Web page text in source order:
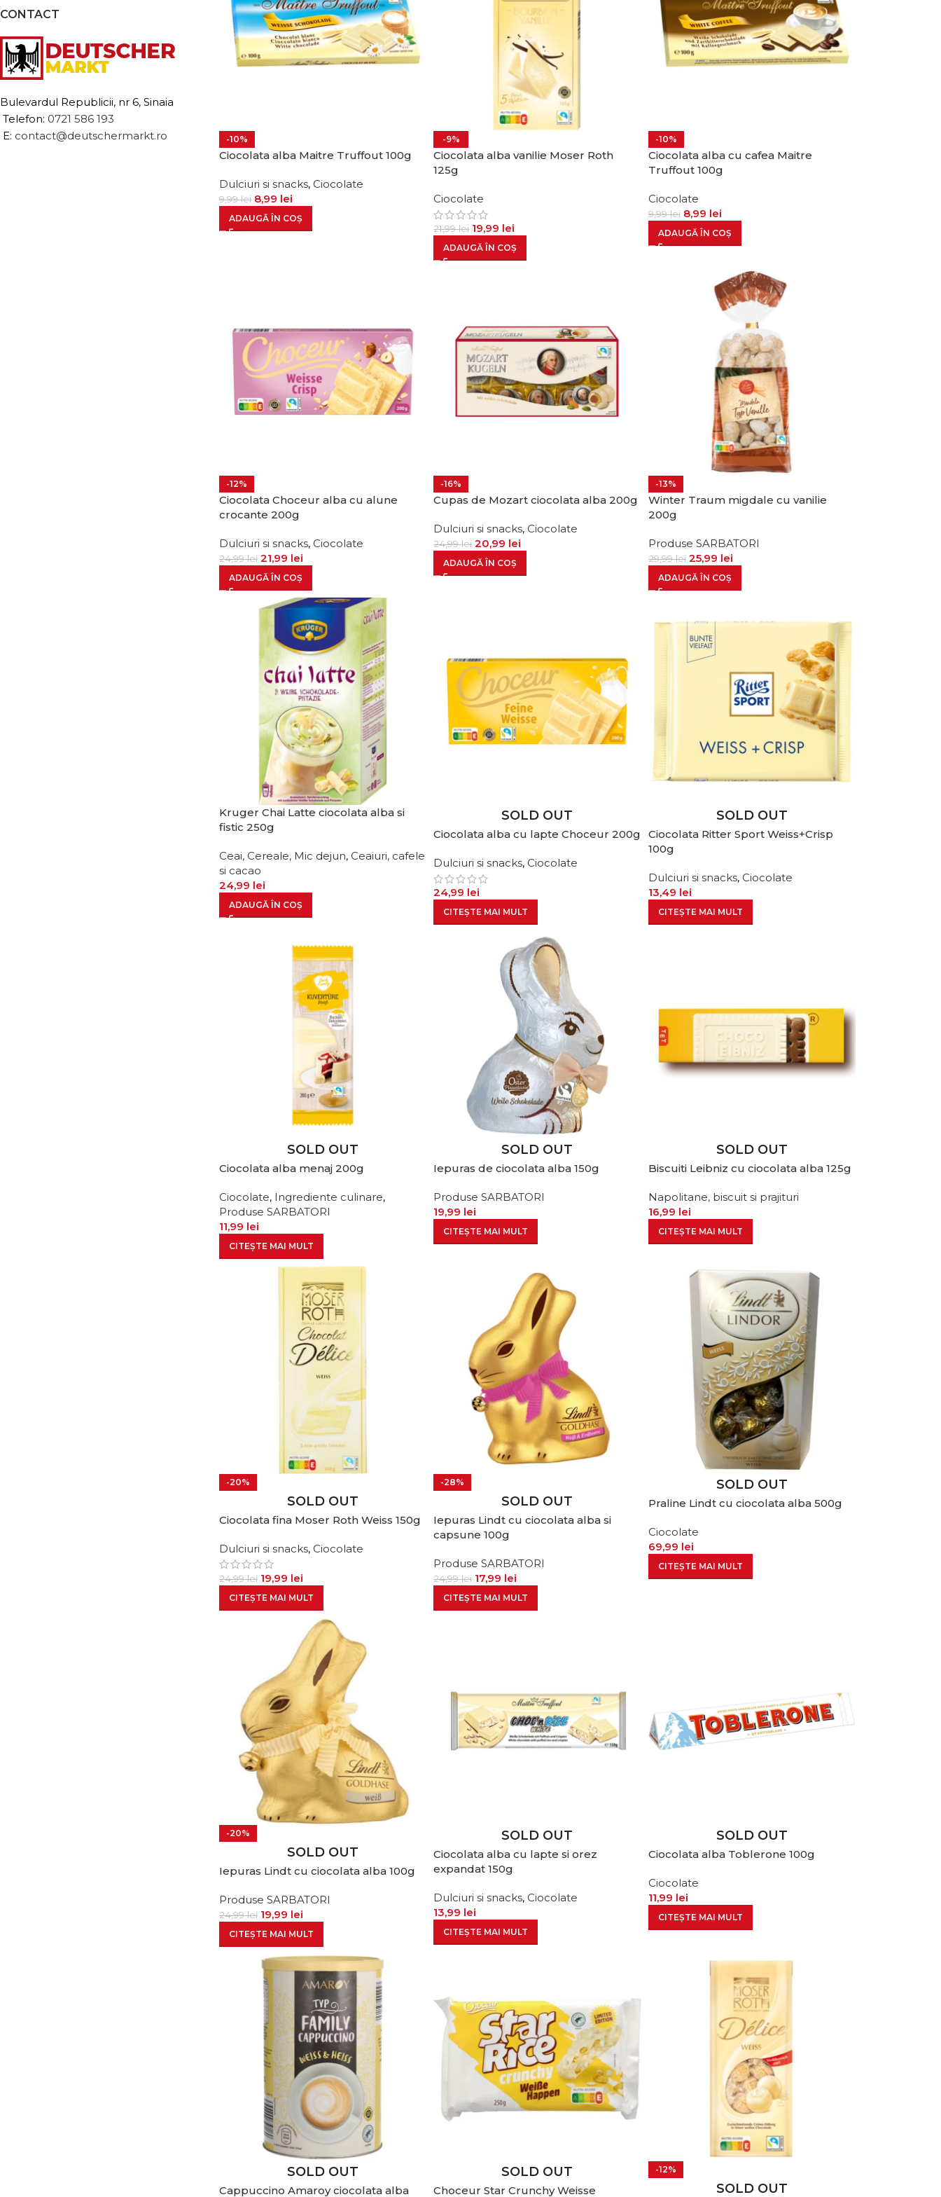
CONTACT
Bulevardul Republicii, nr 6, Sinaia
Telefon: 0721 586 193
E: contact@deutschermarkt.ro -10%
Ciocolata alba Maitre Truffout 100g
Dulciuri si snacks, Ciocolate
9,99lei 8,99 lei
ADAUGĂ ÎN COȘ
-9%
Ciocolata alba vanilie Moser Roth
125g
Ciocolate
21,99lei 19,99 lei
ADAUGĂ ÎN COȘ
-10%
Ciocolata alba cu cafea Maitre
Truffout 100g
Ciocolate
9,99lei 8,99 lei
ADAUGĂ ÎN COȘ
-12%
Ciocolata Choceur alba cu alune
crocante 200g
Dulciuri si snacks, Ciocolate
24,99lei 21,99 lei
ADAUGĂ ÎN COȘ
-16%
Cupas de Mozart ciocolata alba 200g
Dulciuri si snacks, Ciocolate
24,99lei 20,99 lei
ADAUGĂ ÎN COȘ
-13%
Winter Traum migdale cu vanilie
200g
Produse SARBATORI
29,99lei 25,99 lei
ADAUGĂ ÎN COȘ
Kruger Chai Latte ciocolata alba si
fistic 250g
Ceai, Cereale, Mic dejun, Ceaiuri, cafele
si cacao
24,99 lei
ADAUGĂ ÎN COȘ
SOLD OUT
Ciocolata alba cu lapte Choceur 200g
Dulciuri si snacks, Ciocolate
24,99 lei
CITEȘTE MAI MULT
SOLD OUT
Ciocolata Ritter Sport Weiss+Crisp
100g
Dulciuri si snacks, Ciocolate
13,49 lei
CITEȘTE MAI MULT
SOLD OUT
Ciocolata alba menaj 200g
Ciocolate, Ingrediente culinare,
Produse SARBATORI
11,99 lei
CITEȘTE MAI MULT
SOLD OUT
Iepuras de ciocolata alba 150g
Produse SARBATORI
19,99 lei
CITEȘTE MAI MULT
SOLD OUT
Biscuiti Leibniz cu ciocolata alba 125g
Napolitane, biscuit si prajituri
16,99 lei
CITEȘTE MAI MULT
-20%
SOLD OUT
Ciocolata fina Moser Roth Weiss 150g
Dulciuri si snacks, Ciocolate
24,99lei 19,99 lei
CITEȘTE MAI MULT
-28%
SOLD OUT
Iepuras Lindt cu ciocolata alba si
capsune 100g
Produse SARBATORI
24,99lei 17,99 lei
CITEȘTE MAI MULT
SOLD OUT
Praline Lindt cu ciocolata alba 500g
Ciocolate
69,99 lei
CITEȘTE MAI MULT
-20%
SOLD OUT
Iepuras Lindt cu ciocolata alba 100g
Produse SARBATORI
24,99lei 19,99 lei
CITEȘTE MAI MULT
SOLD OUT
Ciocolata alba cu lapte si orez
expandat 150g
Dulciuri si snacks, Ciocolate
13,99 lei
CITEȘTE MAI MULT
SOLD OUT
Ciocolata alba Toblerone 100g
Ciocolate
11,99 lei
CITEȘTE MAI MULT
SOLD OUT
Cappuccino Amaroy ciocolata alba
SOLD OUT
Choceur Star Crunchy Weisse
-12%
SOLD OUT